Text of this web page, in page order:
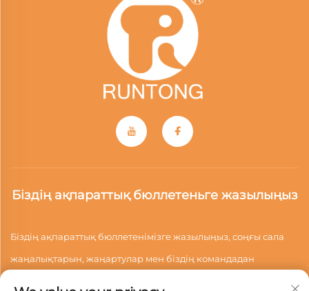
Біздің ақпараттық бюллетеньге жазылыңыз
Біздің ақпараттық бюллетенімізге жазылыңыз, соңғы сала
жаңалықтарын, жаңартулар мен біздің командадан